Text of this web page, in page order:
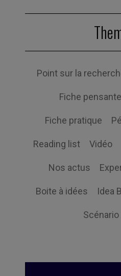
Point sur la
Fiche pensante
Fiche pratique
Reading list Vidéo
Nos actus
Boite à idées Idea
Scénario